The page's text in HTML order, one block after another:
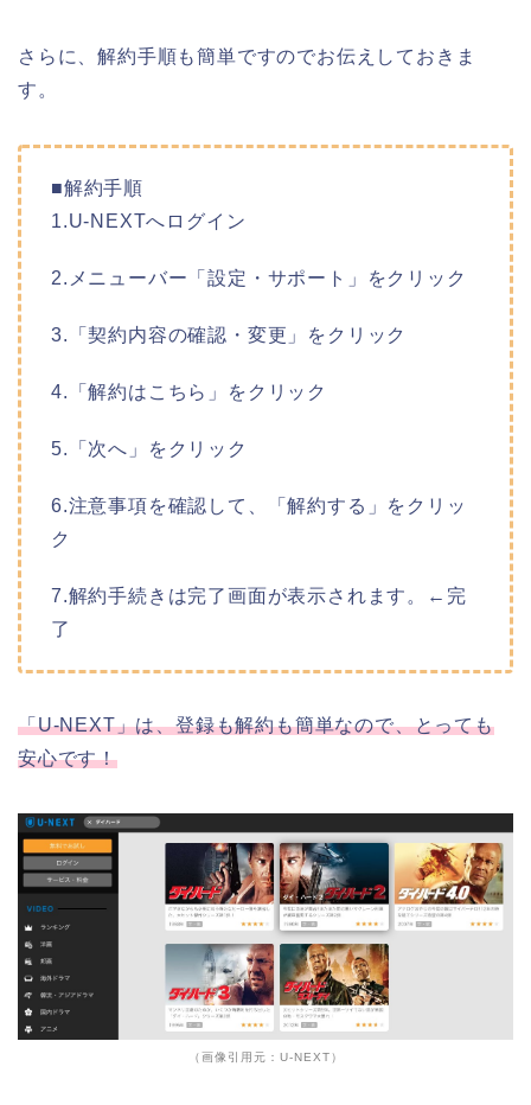
さらに、解約手順も簡単ですのでお伝えしておきま
す。
■解約手順
1.U-NEXTへログイン
2.メニューバー「設定・サポート」をクリック
3.「契約内容の確認・変更」をクリック
4.「解約はこちら」をクリック
5.「次へ」をクリック
6.注意事項を確認して、「解約する」をクリッ
ク
7.解約手続きは完了画面が表示されます。←完
了
「U-NEXT」は、登録も解約も簡単なので、とっても
安心です！
（画像引用元：U-NEXT）